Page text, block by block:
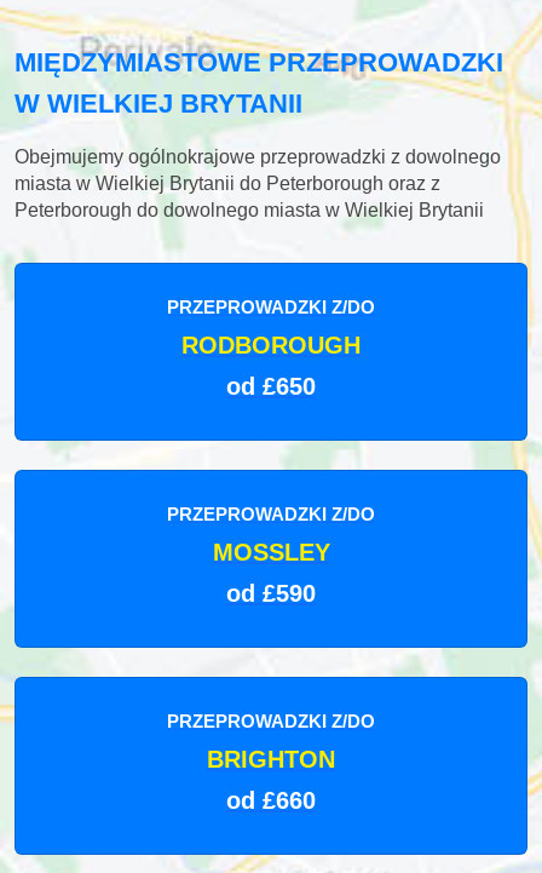
MIĘDZYMIASTOWE PRZEPROWADZKI
W WIELKIEJ BRYTANII
Obejmujemy ogólnokrajowe przeprowadzki z dowolnego
miasta w Wielkiej Brytanii do Peterborough oraz z
Peterborough do dowolnego miasta w Wielkiej Brytanii
PRZEPROWADZKI Z/DO
RODBOROUGH
od £650
PRZEPROWADZKI Z/DO
MOSSLEY
od £590
PRZEPROWADZKI Z/DO
BRIGHTON
od £660